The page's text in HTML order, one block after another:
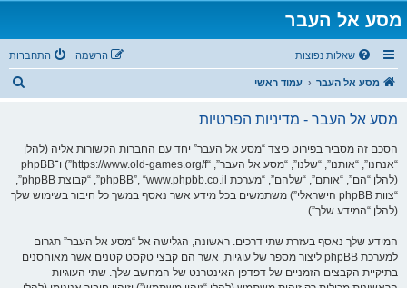
מסע אל העבר
שאלות נפוצות התחברות הרשמה
מסע אל העבר עמוד ראשי
מסע אל העבר - מדיניות הפרטיות
הסכם זה מסביר בפירוט כיצד “מסע אל העבר” יחד עם החברות הקשורות אליה (להלן
“אנחנו”, “אותנו”, “שלנו”, “מסע אל העבר”, “https://www.old-games.org/f”) ו־phpBB
(להלן “הם”, “אותם”, “שלהם”, “מערכת phpBB”, “www.phpbb.co.il”, “קבוצת phpBB”,
“צוות phpBB הישראלי”) משתמשים בכל מידע אשר נאסף במשך כל חיבור בשימוש שלך
(להלן “המידע שלך”).
המידע שלך נאסף בעזרת שתי דרכים. ראשונה, הגלישה אל “מסע אל העבר” תגרום
למערכת phpBB ליצור מספר של עוגיות, אשר הם קבצי טקסט קטנים אשר מאוחסנים
בתיקיית הקבצים הזמניים של דפדפן האינטרנט של המחשב שלך. שתי העוגיות